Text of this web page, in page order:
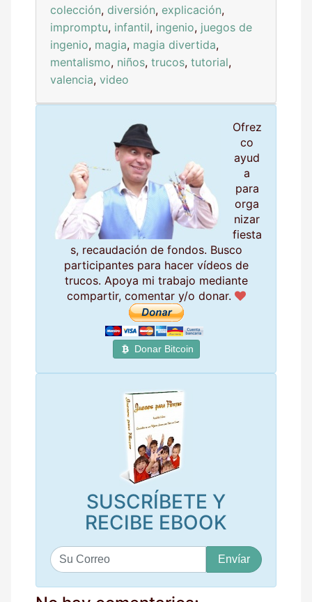
colección, diversión, explicación,
impromptu, infantil, ingenio, juegos de
ingenio, magia, magia divertida,
mentalismo, niños, trucos, tutorial,
valencia, video
Ofrez
co
ayud
a
para
orga
nizar
fiesta
s, recaudación de fondos. Busco
participantes para hacer vídeos de
trucos. Apoya mi trabajo mediante
compartir, comentar y/o donar.
Donar Bitcoin
SUSCRÍBETE Y
RECIBE EBOOK
u
c